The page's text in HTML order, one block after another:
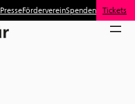
PresseFördervereinSpenden Tickets